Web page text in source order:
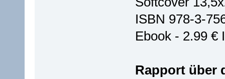
ISBN 978-3-
Ebook - 2.99 €
Rapport über